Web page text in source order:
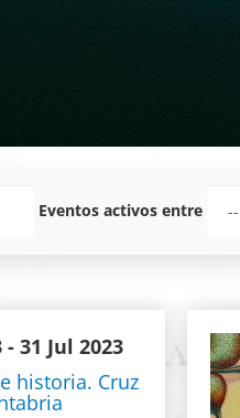
Eventos activos entre
- 31 Jul 2023
historia. Cruz